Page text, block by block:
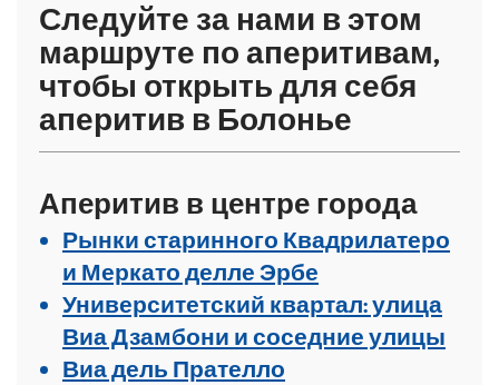
Следуйте за нами в этом
маршруте по аперитивам,
чтобы открыть для себя
аперитив в Болонье
Аперитив в центре города
Рынки старинного Квадрилатеро
и Меркато делле Эрбе
Университетский квартал: улица
Виа Дзамбони и соседние улицы
Виа дель Прателло